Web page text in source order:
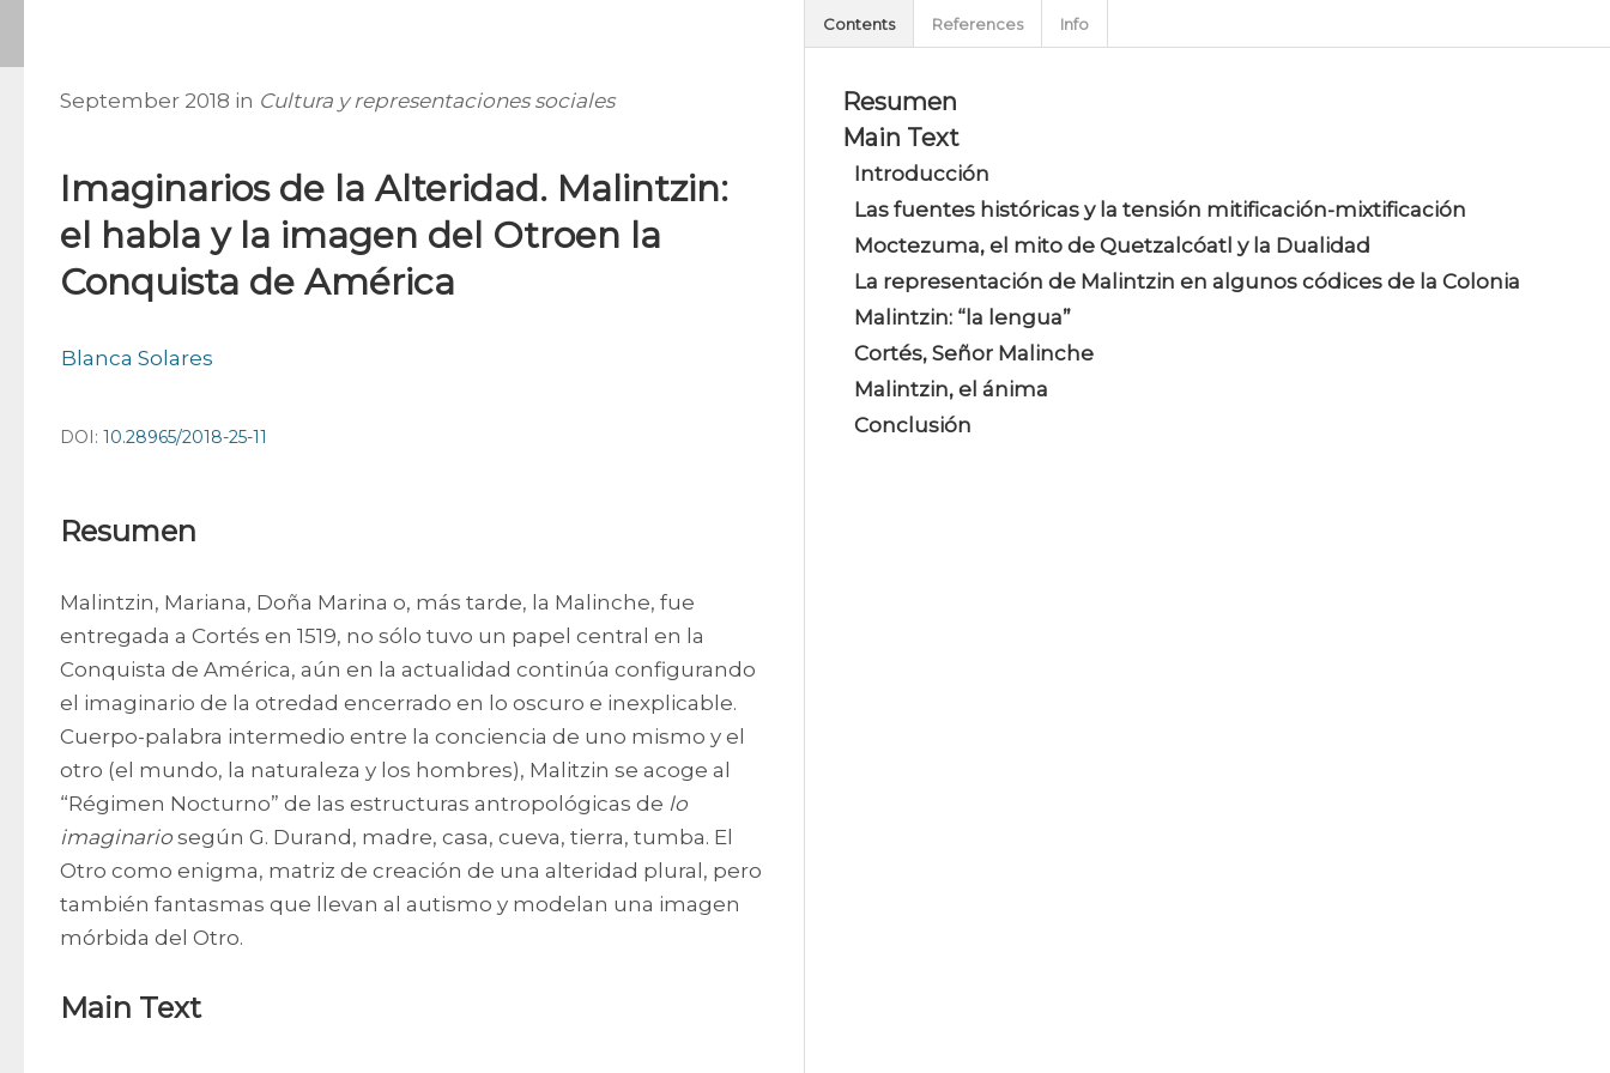
September 2018 in Cultura y representaciones sociales
Imaginarios de la Alteridad. Malintzin:
el habla y la imagen del Otroen la
Conquista de América
Blanca Solares
DOI: 10.28965/2018-25-11
Resumen
Malintzin, Mariana, Doña Marina o, más tarde, la Malinche, fue
entregada a Cortés en 1519, no sólo tuvo un papel central en la
Conquista de América, aún en la actualidad continúa configurando
el imaginario de la otredad encerrado en lo oscuro e inexplicable.
Cuerpo-palabra intermedio entre la conciencia de uno mismo y el
otro (el mundo, la naturaleza y los hombres), Malitzin se acoge al
“Régimen Nocturno” de las estructuras antropológicas de lo
imaginario según G. Durand, madre, casa, cueva, tierra, tumba. El
Otro como enigma, matriz de creación de una alteridad plural, pero
también fantasmas que llevan al autismo y modelan una imagen
mórbida del Otro.
Main Text
Resumen
Main Text
Introducción
Las fuentes históricas y la tensión mitificación-mixtificación
Moctezuma, el mito de Quetzalcóatl y la Dualidad
La representación de Malintzin en algunos códices de la Colonia
Malintzin: “la lengua”
Cortés, Señor Malinche
Malintzin, el ánima
Conclusión
Contents References Info